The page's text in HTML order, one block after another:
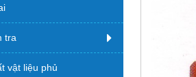
tra
vật liệu phủ